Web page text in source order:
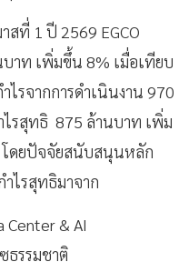
สที่ 1 ปี 2569 EGCO
บาท เพิ่มขึ้น 8% เมื่อเทียบ
รจากการดำเนินงาน 970
รสุทธิ 875 ล้านบาท เพิ่ม
ดยปัจจัยสนับสนุนหลัก
ำไรสุทธิมาจาก
Center & AI
ธรรมชาติ